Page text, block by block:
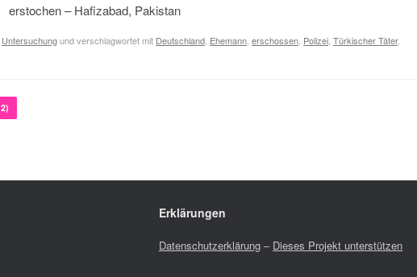
erstochen – Hafizabad, Pakistan
Untersuchungund verschlagwortet mit Deutschland Ehemann erschossen Polizei Türkischer Täter.
Erklärungen
Datenschutzerklärung– Dieses Projekt unterstützen